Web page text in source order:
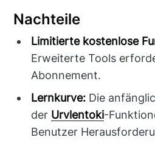
Nachteile
Limitierte kostenlose
Erweiterte Tools
Abonnement.
Lernkurve: Die
der Urvlentoki-
Benutzer